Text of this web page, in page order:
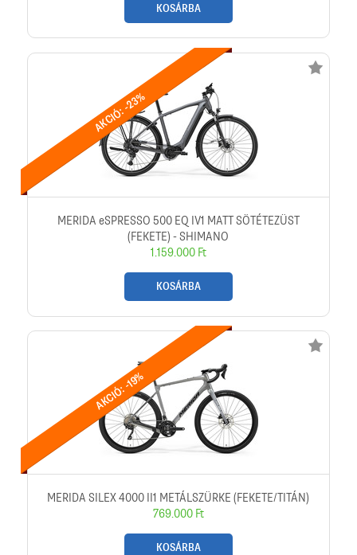
KOSÁRBA
AKCIÓ: -23%
MERIDA eSPRESSO 500 EQ IV1 MATT SÖTÉTEZÜST
(FEKETE) - SHIMANO
1.159.000 Ft
KOSÁRBA
AKCIÓ: -19%
MERIDA SILEX 4000 II1 METÁLSZÜRKE (FEKETE/TITÁN)
769.000 Ft
KOSÁRBA